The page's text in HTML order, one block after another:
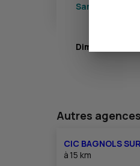
Samedi
Dimanche
Autres
CIC BAGNOLS
à 15 km